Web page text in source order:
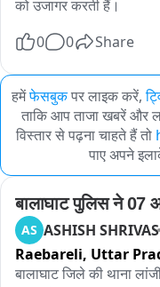
को उजागर करती हैं।
0 0 Share
हमेंफेसबुकपर लाइक करें,
ताकि आप ताजा खबरें और
विस्तार से पढ़ना चाहते हैं तो
पाए अपने
बालाघाट पुलिस ने 07
AS ASHISH SHRIVAS
Raebareli, Uttar
बालाघाट जिले की थाना